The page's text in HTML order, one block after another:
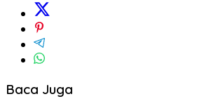
Baca Juga